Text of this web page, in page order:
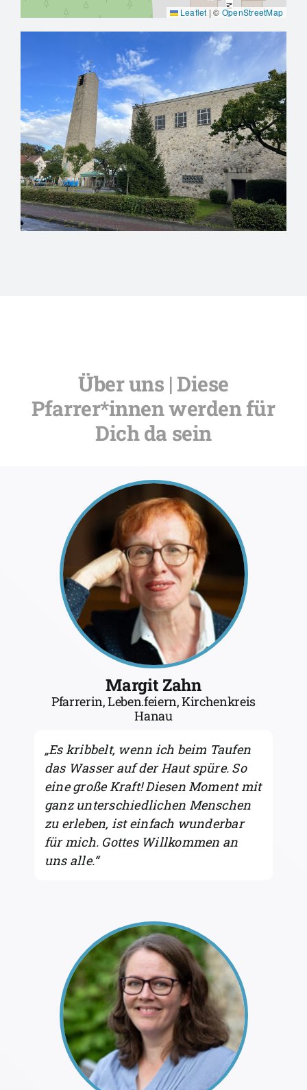
Leaflet | © OpenStreetMap
Über uns | Diese
Pfarrer*innen werden für
Dich da sein
Margit Zahn
Pfarrerin, Leben.feiern, Kirchenkreis
Hanau
„Es kribbelt, wenn ich beim Taufen
das Wasser auf der Haut spüre. So
eine große Kraft! Diesen Moment mit
ganz unterschiedlichen Menschen
zu erleben, ist einfach wunderbar
für mich. Gottes Willkommen an
uns alle.“